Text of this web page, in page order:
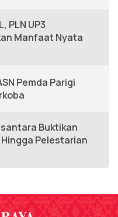
PLN UP3
Manfaat Nyata
Pemda Parigi
Buktikan
Pelestarian